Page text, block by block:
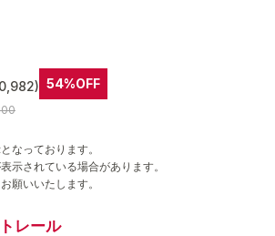
54%OFF
なっております。
示されている場合があります。
願いいたします。
レール